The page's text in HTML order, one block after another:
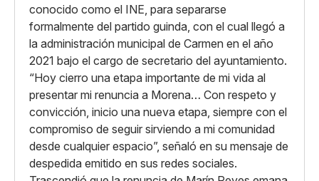
conocido como el INE, para separarse
formalmente del partido guinda, con el cual llegó a
la administración municipal de Carmen en el año
2021 bajo el cargo de secretario del ayuntamiento.
“Hoy cierro una etapa importante de mi vida al
presentar mi renuncia a Morena… Con respeto y
convicción, inicio una nueva etapa, siempre con el
compromiso de seguir sirviendo a mi comunidad
desde cualquier espacio”, señaló en su mensaje de
despedida emitido en sus redes sociales.